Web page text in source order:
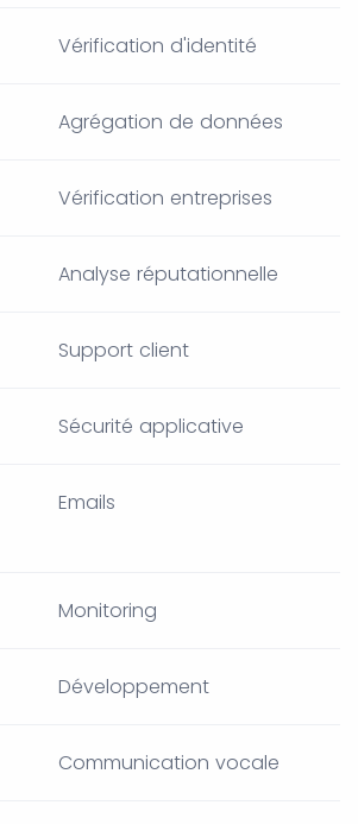
Vérification d'identité
Agrégation de données
Vérification entreprises
Analyse réputationnelle
Support client
Sécurité applicative
Emails
Monitoring
Développement
Communication vocale